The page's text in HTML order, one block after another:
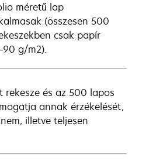
méretű lap
(összesen 500
csak papír
g/m2).
rekesze és az 500 lapos
annak érzékelését,
illetve teljesen